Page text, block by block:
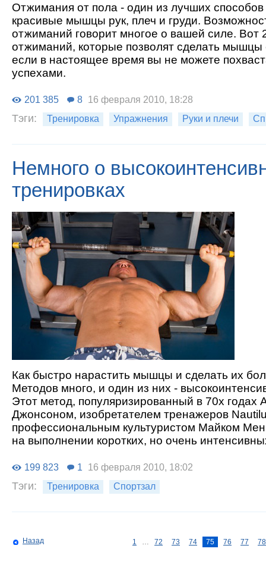
Отжимания от пола - один из лучших
красивые мышцы рук, плеч и груди.
отжиманий говорит многое о вашей силе. Вот
отжиманий, которые позволят сделать
если в настоящее время вы не можете
успехами.
201 385 8 16 февраля 2010, 18:28
Тэги: Тренировка Упражнения Руки и плечи
Немного о
тренировках
Как быстро нарастить мышцы и сделать их
Методов много, и один из них -
Этот метод, популяризированный в 70х годах
Джонсоном, изобретателем тренажеров
профессиональным культуристом Майком
на выполнении коротких, но очень
199 823 1 16 февраля 2010, 18:02
Тэги: Тренировка Спортзал
Назад 1 72 73 74 75 76 77 78